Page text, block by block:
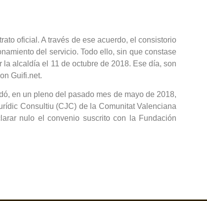
oficial. A través de ese acuerdo, el consistorio
del servicio. Todo ello, sin que constase
alcaldía el 11 de octubre de 2018. Ese día, son
Guifi.net.
en un pleno del pasado mes de mayo de 2018,
Consultiu (CJC) de la Comunitat Valenciana
nulo el convenio suscrito con la Fundación